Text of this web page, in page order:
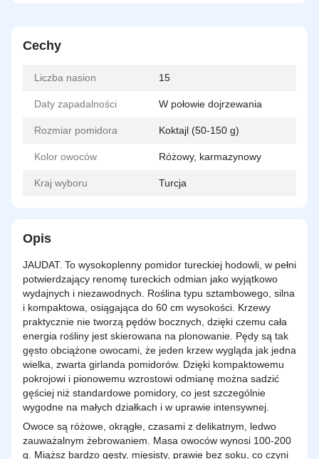
Cechy
Liczba nasion 15
Daty zapadalności W połowie dojrzewania
Rozmiar pomidora Koktajl (50-150 g)
Kolor owoców Różowy, karmazynowy
Kraj wyboru Turcja
Opis
JAUDAT. To wysokoplenny pomidor tureckiej hodowli, w pełni
potwierdzający renomę tureckich odmian jako wyjątkowo
wydajnych i niezawodnych. Roślina typu sztambowego, silna
i kompaktowa, osiągająca do 60 cm wysokości. Krzewy
praktycznie nie tworzą pędów bocznych, dzięki czemu cała
energia rośliny jest skierowana na plonowanie. Pędy są tak
gęsto obciążone owocami, że jeden krzew wygląda jak jedna
wielka, zwarta girlanda pomidorów. Dzięki kompaktowemu
pokrojowi i pionowemu wzrostowi odmianę można sadzić
gęściej niż standardowe pomidory, co jest szczególnie
wygodne na małych działkach i w uprawie intensywnej.
Owoce są różowe, okrągłe, czasami z delikatnym, ledwo
zauważalnym żebrowaniem. Masa owoców wynosi 100-200
g. Miąższ bardzo gęsty, mięsisty, prawie bez soku, co czyni